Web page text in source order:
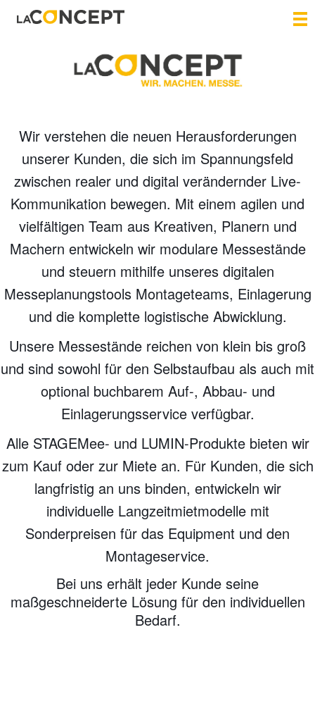
Wir verstehen die neuen Herausforderungen
unserer Kunden, die sich im Spannungsfeld
zwischen realer und digital verändernder Live-
Kommunikation bewegen. Mit einem agilen und
vielfältigen Team aus Kreativen, Planern und
Machern entwickeln wir modulare Messestände
und steuern mithilfe unseres digitalen
Messeplanungstools Montageteams, Einlagerung
und die komplette logistische Abwicklung.
Unsere Messestände reichen von klein bis groß
und sind sowohl für den Selbstaufbau als auch mit
optional buchbarem Auf-, Abbau- und
Einlagerungsservice verfügbar.
Alle STAGEMee- und LUMIN-Produkte bieten wir
zum Kauf oder zur Miete an. Für Kunden, die sich
langfristig an uns binden, entwickeln wir
individuelle Langzeitmietmodelle mit
Sonderpreisen für das Equipment und den
Montageservice.
Bei uns erhält jeder Kunde seine
maßgeschneiderte Lösung für den individuellen
Bedarf.